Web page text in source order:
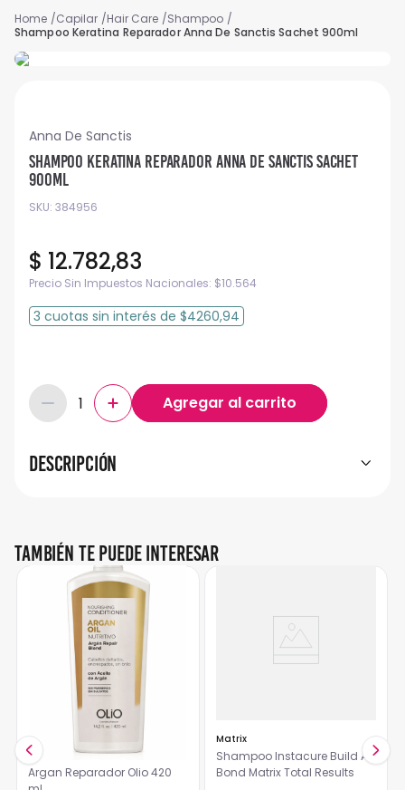
Capilar Hair Care
Shampoo
Shampoo Keratina Reparador Anna De Sanctis Sachet 900ml
Anna De Sanctis
Shampoo Keratina Reparador Anna De Sanctis Sachet
900ml
SKU: 384956
$ 12.782,83
Precio Sin Impuestos Nacionales: $10.564
3 cuotas sin interés de $4260,94
Descripción
También te puede interesar
Acondicionador Aceite de
Argan Reparador Olio 420
Matrix
Shampoo Instacure Build A
Bond Matrix Total Results